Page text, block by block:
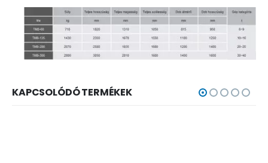
KAPCSOLÓDÓ TERMÉKEK